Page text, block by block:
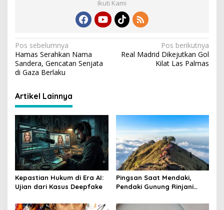
k
o
o
k
A
p
p
Ikuti Kami
N
a
v
i
g
a
s
i
p
o
s
Pos sebelumnya
Hamas Serahkan Nama
Sandera, Gencatan Senjata
di Gaza Berlaku
Pos berikutnya
Real Madrid Dikejutkan Gol
Kilat Las Palmas
Artikel Lainnya
Kepastian Hukum di Era AI:
Ujian dari Kasus Deepfake
Pingsan Saat Mendaki,
Pendaki Gunung Rinjani